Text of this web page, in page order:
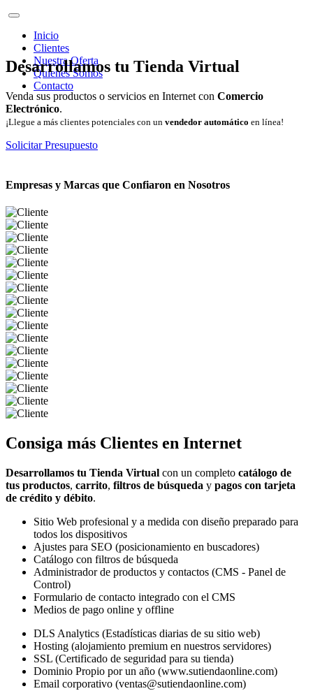
Inicio
Clientes
Nuestra Oferta
Quienes Somos
Contacto
Desarrollamos tu Tienda Virtual
Venda sus productos o servicios en Internet con Comercio
Electrónico.
¡Llegue a más clientes potenciales con un vendedor automático en línea!
Solicitar Presupuesto
Empresas y Marcas que Confiaron en Nosotros
Consiga más Clientes en Internet
Desarrollamos tu Tienda Virtual con un completo catálogo de
tus productos, carrito, filtros de búsqueda y pagos con tarjeta
de crédito y débito.
Sitio Web profesional y a medida con diseño preparado para
todos los dispositivos
Ajustes para SEO (posicionamiento en buscadores)
Catálogo con filtros de búsqueda
Administrador de productos y contactos (CMS - Panel de
Control)
Formulario de contacto integrado con el CMS
Medios de pago online y offline
DLS Analytics (Estadísticas diarias de su sitio web)
Hosting (alojamiento premium en nuestros servidores)
SSL (Certificado de seguridad para su tienda)
Dominio Propio por un año (www.sutiendaonline.com)
Email corporativo (ventas@sutiendaonline.com)